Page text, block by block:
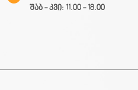
შაბ - კვი: 11.00 - 18.00